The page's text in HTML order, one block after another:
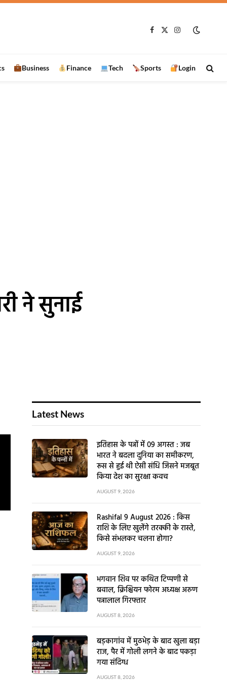
Facebook
X
Instagram
Business Finance Tech Sports Login
ने सुनाई
Latest News
इतिहास के पन्नों में 09 अगस्त : जब
भारत ने बदला दुनिया का समीकरण,
रूस से हुई थी ऐसी संधि जिसने मजबूत
किया देश का सुरक्षा कवच
AUGUST 9, 2026
Rashifal 9 August 2026 : किस
राशि के लिए खुलेंगे तरक्की के रास्ते,
किसे संभलकर चलना होगा?
AUGUST 9, 2026
भगवान शिव पर कथित टिप्पणी से
बवाल, क्रिश्चियन फोरम अध्यक्ष अरुण
पन्नालाल गिरफ्तार
AUGUST 8, 2026
बड़कागांव में मुठभेड़ के बाद खुला बड़ा
राज, पैर में गोली लगने के बाद पकड़ा
गया संदिग्ध
AUGUST 8, 2026